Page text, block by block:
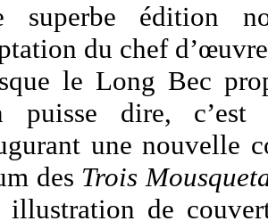
superbe édition
du chef
le Long Bec
puisse dire,
une nouvelle
des Trois
illustration de